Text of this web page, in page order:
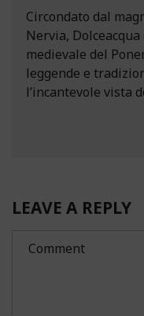
Circondato dal
Nervia,
medievale del
leggende e
l’incantevole vista
LEAVE A REPLY